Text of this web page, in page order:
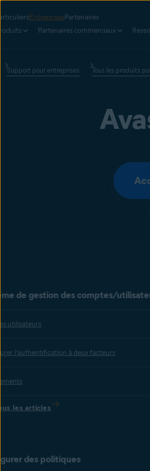
EntreprisesPartenaires
Partenaires commerciaux
Support pour entreprises Tous les produits
de gestion des comptes/
utilisateurs
l’authentification à deux facteurs
les articles
des politiques